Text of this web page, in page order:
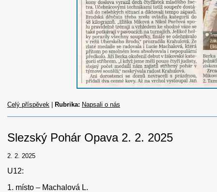
Celý příspěvek | Rubrika: Napsali o nás
Slezský Pohár Opava 2. 2. 2025
2. 2. 2025
U12:
1. místo – Machalová L.